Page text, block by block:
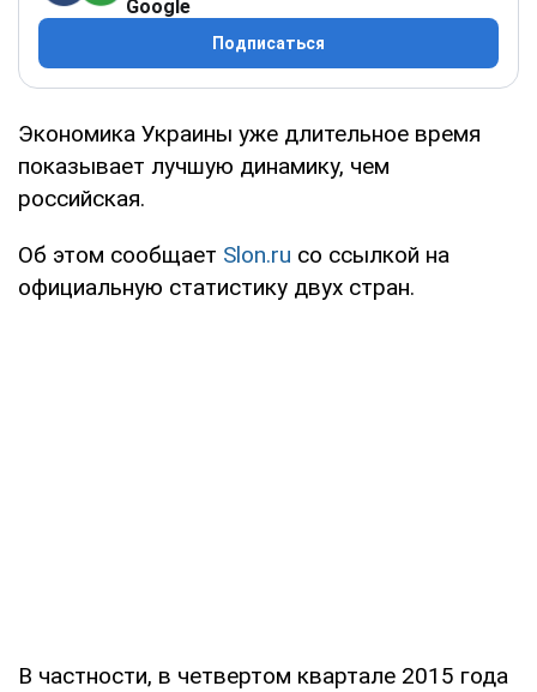
Google
Подписаться
Экономика Украины уже длительное время
показывает лучшую динамику, чем
российская.
Об этом сообщает Slon.ru со ссылкой на
официальную статистику двух стран.
В частности, в четвертом квартале 2015 года